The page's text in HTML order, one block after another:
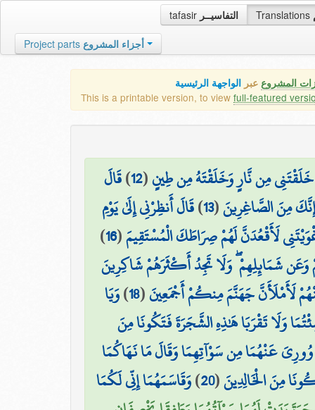
tafasir التفاسيــر Translations
Project parts أجزاء المشروع
المشروع عبر الواجهة الرئيسية
This is a printable version, to view full-featured
مِن نَّارٍ وَخَلَقْتَهُ مِن طِينٍ(
12
)قَالَ
مِنَ الصَّاغِرِينَ(
13
)قَالَ أَنظِرْنِي إِلَىٰ يَوْمِ
لَأَقْعُدَنَّ لَهُمْ صِرَاطَكَ الْمُسْتَقِيمَ(
16
)
وَعَن شَمَائِلِهِمْ ۖ وَلَا تَجِدُ أَكْثَرَهُمْ شَاكِرِينَ
لَأَمْلَأَنَّ جَهَنَّمَ مِنكُمْ أَجْمَعِينَ(
18
)وَيَا
وَلَا تَقْرَبَا هَٰذِهِ الشَّجَرَةَ فَتَكُونَا مِنَ
عَنْهُمَا مِن سَوْآتِهِمَا وَقَالَ مَا نَهَاكُمَا
مِنَ الْخَالِدِينَ(
20
)وَقَاسَمَهُمَا إِنِّي لَكُمَا